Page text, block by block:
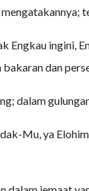
Engkau ingini,
dan
dalam
Mu, ya